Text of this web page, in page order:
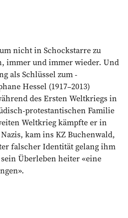
nicht in Schockstarre zu
immer und immer wieder. Und
als Schlüssel zum
Hessel (1917–2013)
des Ersten Weltkriegs in
protestantischen Familie
Weltkrieg kämpfte er in
kam ins KZ Buchenwald,
falscher Identität gelang ihm
Überleben ­heiter «eine